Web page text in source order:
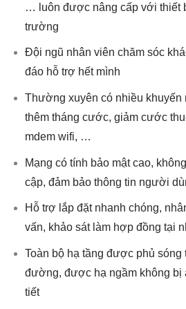
… luôn được nâng cấp với thiết
trường
Đội ngũ nhân viên chăm sóc
đáo hỗ trợ hết mình
Thường xuyên có nhiều khuyến
thêm tháng cước, giảm cước
mdem wifi, …
Mạng có tính bảo mật cao,
cập, đảm bảo thông tin người
Hỗ trợ lắp đặt nhanh chóng,
vấn, khảo sát làm hợp đồng tại
Toàn bộ hạ tầng được phủ sóng
đường, được hạ ngầm không bị
tiết